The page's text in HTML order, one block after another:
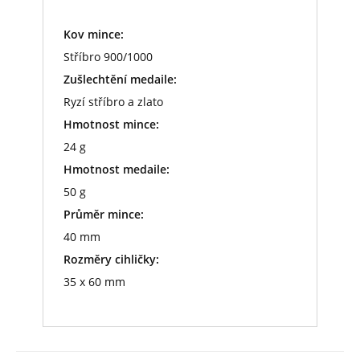
Kov mince:
Stříbro 900/1000
Zušlechtění medaile:
Ryzí stříbro a zlato
Hmotnost mince:
24 g
Hmotnost medaile:
50 g
Průměr mince:
40 mm
Rozměry cihličky:
35 x 60 mm